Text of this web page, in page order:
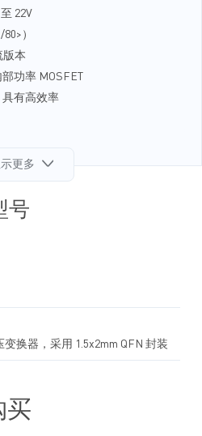
22V
）
版本
功率 MOSFET
具有高效率
持大占空比
可稳定工作
）封装
更多
号
变换器，采用 1.5x2mm QFN 封装
买